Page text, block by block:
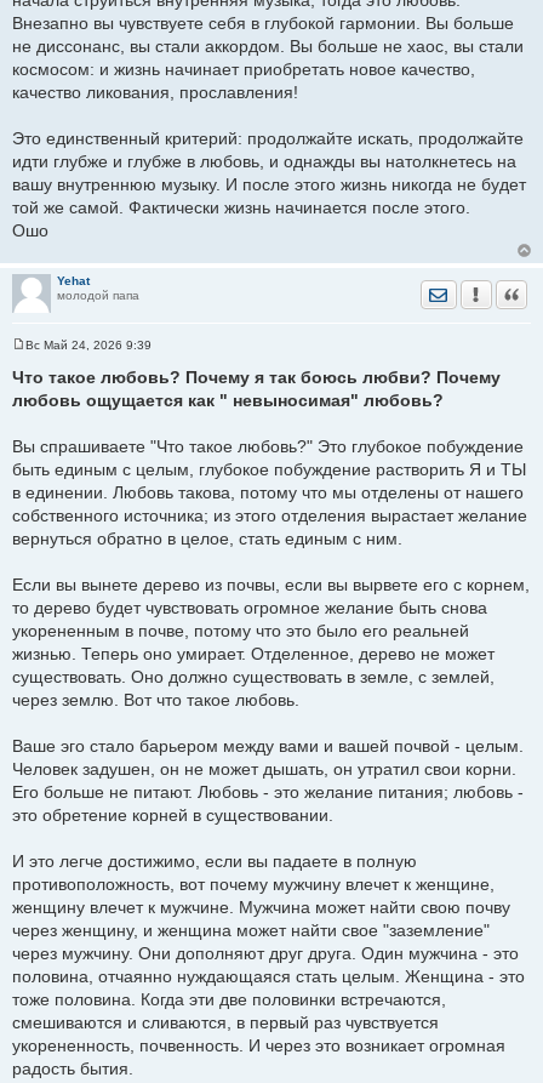
Внезапно вы чувствуете себя в глубокой гармонии. Вы больше
не диссонанс, вы стали аккордом. Вы больше не хаос, вы стали
космосом: и жизнь начинает приобретать новое качество,
качество ликования, прославления!
Это единственный критерий: продолжайте искать, продолжайте
идти глубже и глубже в любовь, и однажды вы натолкнетесь на
вашу внутреннюю музыку. И после этого жизнь никогда не будет
той же самой. Фактически жизнь начинается после этого.
Ошо
Yehat
молодой папа
Отправить
о
б
н
е
Вс Май 24, 2026 9:39
Что такое любовь? Почему я так боюсь любви? Почему
любовь ощущается как " невыносимая" любовь?
Вы спрашиваете "Что такое любовь?" Это глубокое побуждение
быть единым с целым, глубокое побуждение растворить Я и ТЫ
в единении. Любовь такова, потому что мы отделены от нашего
собственного источника; из этого отделения вырастает желание
вернуться обратно в целое, стать единым с ним.
Если вы вынете дерево из почвы, если вы вырвете его с корнем,
то дерево будет чувствовать огромное желание быть снова
укорененным в почве, потому что это было его реальней
жизнью. Теперь оно умирает. Отделенное, дерево не может
существовать. Оно должно существовать в земле, с землей,
через землю. Вот что такое любовь.
Ваше эго стало барьером между вами и вашей почвой - целым.
Человек задушен, он не может дышать, он утратил свои корни.
Его больше не питают. Любовь - это желание питания; любовь -
это обретение корней в существовании.
И это легче достижимо, если вы падаете в полную
противоположность, вот почему мужчину влечет к женщине,
женщину влечет к мужчине. Мужчина может найти свою почву
через женщину, и женщина может найти свое "заземление"
через мужчину. Они дополняют друг друга. Один мужчина - это
половина, отчаянно нуждающаяся стать целым. Женщина - это
тоже половина. Когда эти две половинки встречаются,
смешиваются и сливаются, в первый раз чувствуется
укорененность, почвенность. И через это возникает огромная
радость бытия.